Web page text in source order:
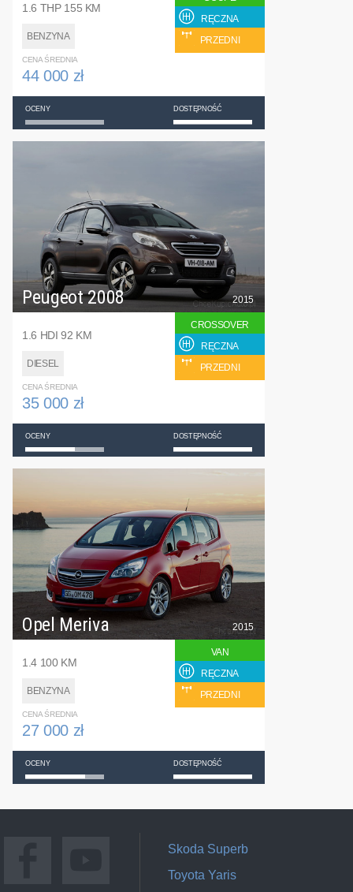
1.6 THP 155 KM
BENZYNA
RĘCZNA
PRZEDNI
CENA ŚREDNIA
44 000 zł
OCENY DOSTĘPNOŚĆ
Peugeot 2008
1.6 HDI 92 KM
DIESEL
2015
CROSSOVER
RĘCZNA
PRZEDNI
CENA ŚREDNIA
35 000 zł
OCENY DOSTĘPNOŚĆ
Opel Meriva
1.4 100 KM
BENZYNA
2015
VAN
RĘCZNA
PRZEDNI
CENA ŚREDNIA
27 000 zł
OCENY DOSTĘPNOŚĆ
Skoda Superb
Toyota Yaris